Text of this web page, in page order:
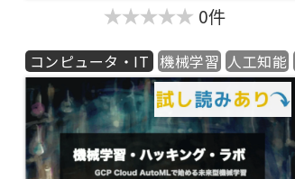
0件
コンピュータ・IT 機械学習 人工知能